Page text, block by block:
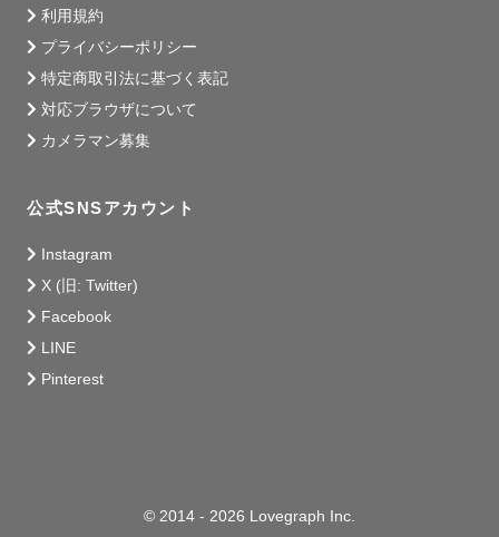
利用規約
プライバシーポリシー
特定商取引法に基づく表記
対応ブラウザについて
カメラマン募集
公式SNSアカウント
Instagram
X (旧: Twitter)
Facebook
LINE
Pinterest
© 2014 - 2026 Lovegraph Inc.